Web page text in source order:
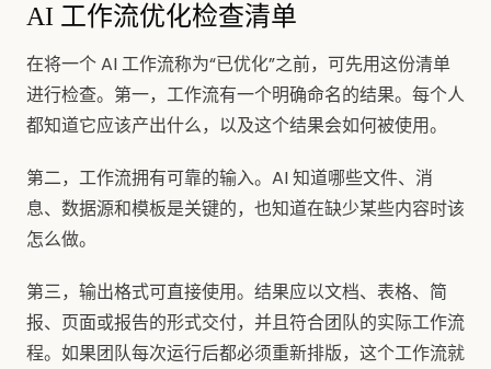
AI 工作流优化检查清单
在将一个 AI 工作流称为“已优化”之前，可先用这份清单
进行检查。第一，工作流有一个明确命名的结果。每个人
都知道它应该产出什么，以及这个结果会如何被使用。
第二，工作流拥有可靠的输入。AI 知道哪些文件、消
息、数据源和模板是关键的，也知道在缺少某些内容时该
怎么做。
第三，输出格式可直接使用。结果应以文档、表格、简
报、页面或报告的形式交付，并且符合团队的实际工作流
程。如果团队每次运行后都必须重新排版，这个工作流就